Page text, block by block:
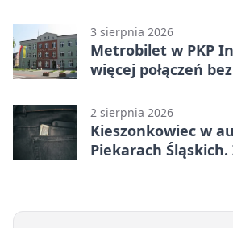
3 sierpnia 2026
Metrobilet w PKP
więcej połączeń
2 sierpnia 2026
Kieszonkowiec w
Piekarach Śląskich.